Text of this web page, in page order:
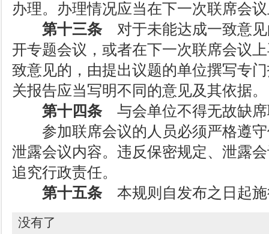
办理。办理情况应当在下一次联席会
第十三条 对于未能达成一致意
开专题会议，或者在下一次联席会议
致意见的，由提出议题的单位撰写专
关报告应当写明不同的意见及其依据。
第十四条 与会单位不得无故缺
参加联席会议的人员必须严格遵守
泄露会议内容。违反保密规定、泄露
追究行政责任。
第十五条 本规则自发布之日起
没有了